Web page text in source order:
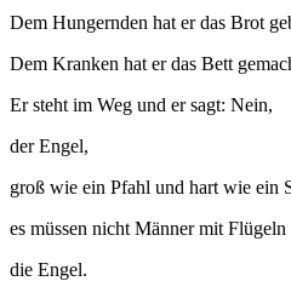
Dem Hungernden hat er das Brot
Dem Kranken hat er das Bett
Er steht im Weg und er sagt: Nein,
der Engel,
groß wie ein Pfahl und hart wie ein
es müssen nicht Männer mit Flügeln
die Engel.